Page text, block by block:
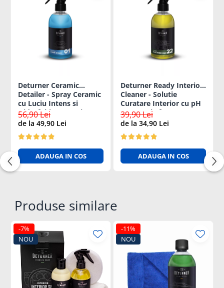
Deturner Ceramic
Detailer - Spray Ceramic
cu Luciu Intens si
Hidrofobie Puternica
250ml
56,90 Lei
de la 49,90 Lei
ADAUGA IN COS
Deturner Ready Interior
Cleaner - Solutie
Curatare Interior cu pH
Neutru si Efect
Antibacterian 250ml
39,90 Lei
de la 34,90 Lei
ADAUGA IN COS
Produse similare
-7%
NOU
-11%
NOU